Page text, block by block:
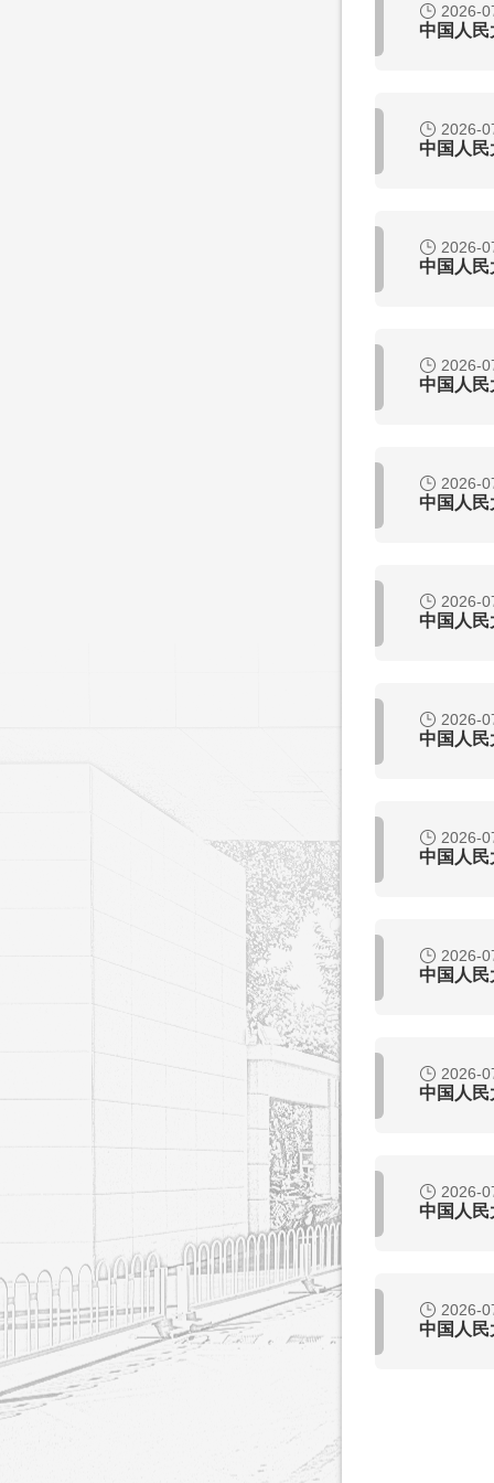
2026-
中国人
2026-
中国人
2026-
中国人
2026-
中国人
2026-
中国人
2026-
中国人
2026-
中国人
2026-
中国人
2026-
中国人
2026-
中国人
2026-
中国人
2026-
中国人